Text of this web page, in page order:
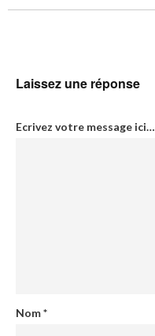
Laissez une réponse
Ecrivez votre message ici…
Nom*